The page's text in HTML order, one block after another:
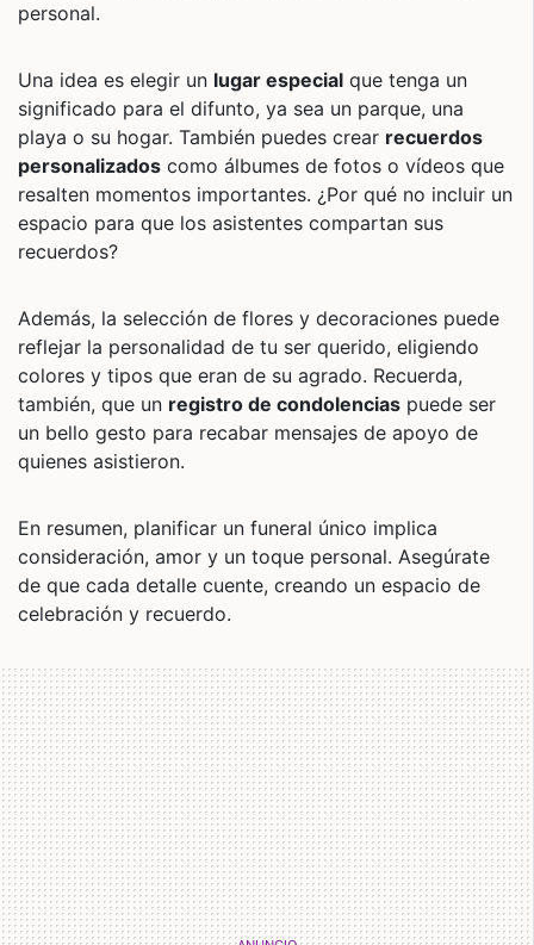
personal.
Una idea es elegir un lugar especial que tenga un
significado para el difunto, ya sea un parque, una
playa o su hogar. También puedes crear recuerdos
personalizados como álbumes de fotos o vídeos que
resalten momentos importantes. ¿Por qué no incluir un
espacio para que los asistentes compartan sus
recuerdos?
Además, la selección de flores y decoraciones puede
reflejar la personalidad de tu ser querido, eligiendo
colores y tipos que eran de su agrado. Recuerda,
también, que un registro de condolencias puede ser
un bello gesto para recabar mensajes de apoyo de
quienes asistieron.
En resumen, planificar un funeral único implica
consideración, amor y un toque personal. Asegúrate
de que cada detalle cuente, creando un espacio de
celebración y recuerdo.